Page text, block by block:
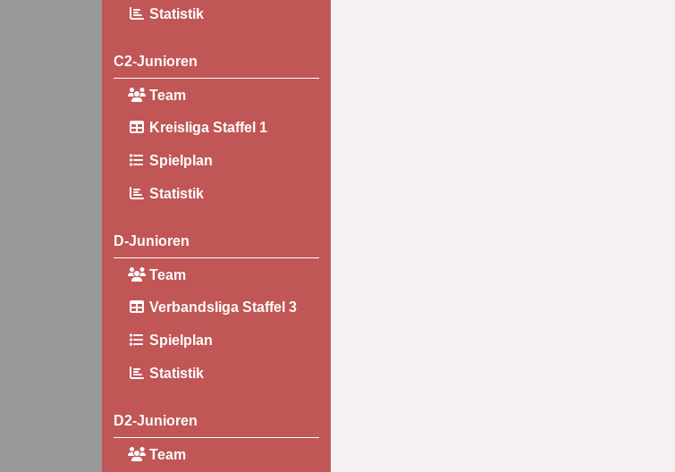
Statistik
C2-Junioren
Team
Kreisliga Staffel 1
Spielplan
Statistik
D-Junioren
Team
Verbandsliga Staffel 3
Spielplan
Statistik
D2-Junioren
Team